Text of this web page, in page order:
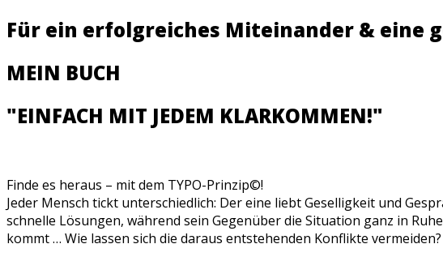
Für ein erfolgreiches Miteinander & eine
MEIN BUCH
"EINFACH MIT JEDEM KLARKOMMEN!"
Finde es heraus – mit dem TYPO-Prinzip©!
Jeder Mensch tickt unterschiedlich: Der eine liebt Geselligkeit und
schnelle Lösungen, während sein Gegenüber die Situation ganz in
kommt … Wie lassen sich die daraus entstehenden Konflikte vermeiden?